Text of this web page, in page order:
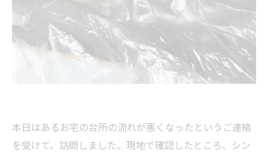
本日はあるお宅の台所の流れが悪くなったというご連絡
を受けて、訪問しました。現地で確認したところ、シン